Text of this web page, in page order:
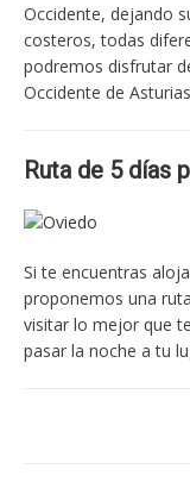
Occidente, dejando
costeros, todas
podremos disfrutar
Occidente de
Ruta de 5 días
Si te encuentras
proponemos una
visitar lo mejor que
pasar la noche a tu